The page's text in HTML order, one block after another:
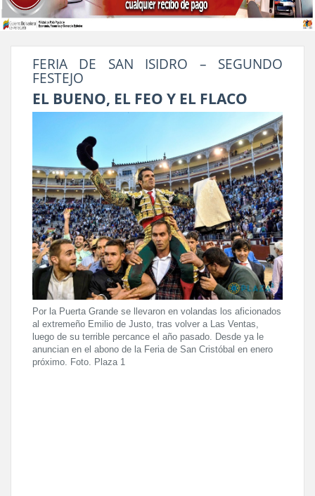
FERIA DE SAN ISIDRO – SEGUNDO
FESTEJO
EL BUENO, EL FEO Y EL FLACO
Por la Puerta Grande se llevaron en volandas los aficionados
al extremeño Emilio de Justo, tras volver a Las Ventas,
luego de su terrible percance el año pasado. Desde ya le
anuncian en el abono de la Feria de San Cristóbal en enero
próximo. Foto. Plaza 1